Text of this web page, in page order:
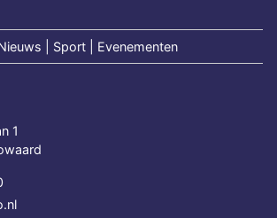
| Sport | Evenementen
1